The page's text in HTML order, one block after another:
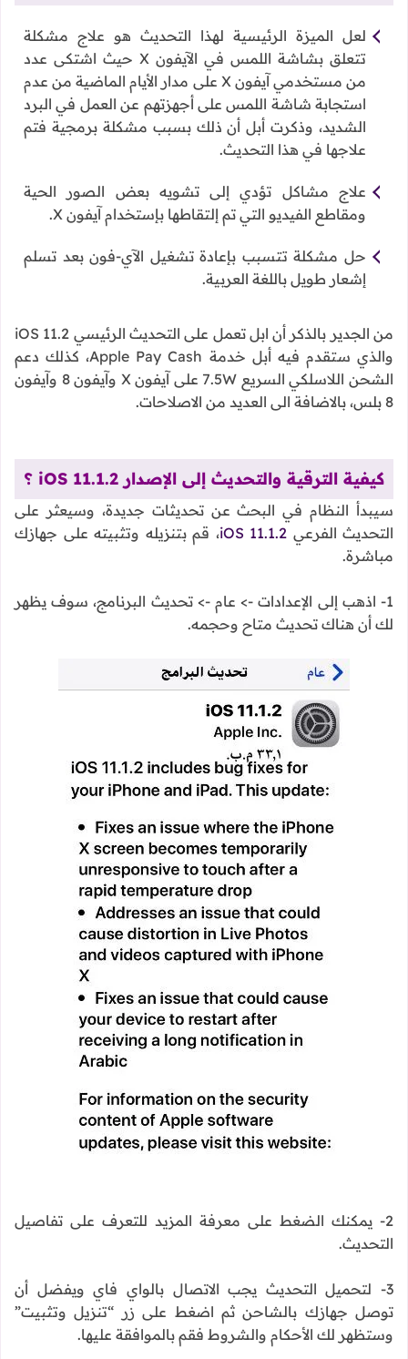
لعل الميزة الرئيسية لهذا التحديث هو علاج مشكلة
تتعلق بشاشة اللمس في الآيفون X حيث اشتكى عدد
من مستخدمي آيفون X على مدار الأيام الماضية من عدم
استجابة شاشة اللمس على أجهزتهم عن العمل في البرد
الشديد، وذكرت أبل أن ذلك بسبب مشكلة برمجية فتم
علاجها في هذا التحديث.
علاج مشاكل تؤدي إلى تشويه بعض الصور الحية
ومقاطع الفيديو التي تم إلتقاطها بإستخدام آيفون X.
حل مشكلة تتسبب بإعادة تشغيل الآي-فون بعد تسلم
إشعار طويل باللغة العربية.
من الجدير بالذكر أن ابل تعمل على التحديث الرئيسي iOS 11.2
والذي ستقدم فيه أبل خدمة Apple Pay Cash، كذلك دعم
الشحن اللاسلكي السريع 7.5W على آيفون X وآيفون 8 وآيفون
8 بلس، بالاضافة الى العديد من الاصلاحات.
كيفية الترقية والتحديث إلى الإصدار iOS 11.1.2 ؟
سيبدأ النظام في البحث عن تحديثات جديدة، وسيعثر على
التحديث الفرعي iOS 11.1.2، قم بتنزيله وتثبيته على جهازك
مباشرة.
1- اذهب إلى الإعدادات -> عام -> تحديث البرنامج، سوف يظهر
لك أن هناك تحديث متاح وحجمه.
2- يمكنك الضغط على معرفة المزيد للتعرف على تفاصيل
التحديث.
3- لتحميل التحديث يجب الاتصال بالواي فاي ويفضل أن
توصل جهازك بالشاحن ثم اضغط على زر “تنزيل وتثبيت”
وستظهر لك الأحكام والشروط فقم بالموافقة عليها.